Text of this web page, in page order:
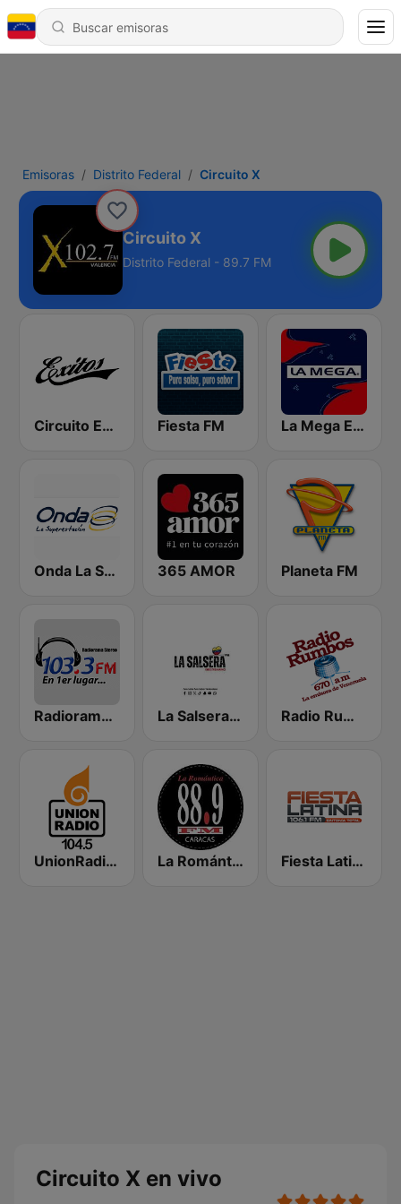
Emisoras Distrito Federal Circuito X
Circuito X
Distrito Federal - 89.7 FM
Circuito Exitos 99.9 FM Fiesta FM La Mega Estación
Onda La Superestación 365 AMOR Planeta FM
Radiorama Stereo La Salsera FM Radio Rumbos
UnionRadio 104.5 La Romántica Fiesta Latina 106.1 FM
Circuito X en vivo